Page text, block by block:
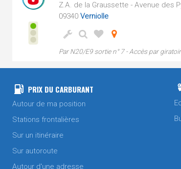
Z.A. de la Graussette - Avenue des
09340 Verniolle
Par N20/E9 sortie n° 7 - Accès par
PRIX DU CARBURANT
Autour de ma position
Stations frontalières
Sur un itinéraire
Sur autoroute
Autour d'une adresse